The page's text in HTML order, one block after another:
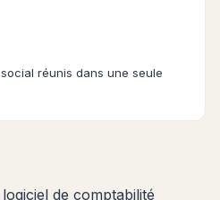
réunis dans une seule
de comptabilité